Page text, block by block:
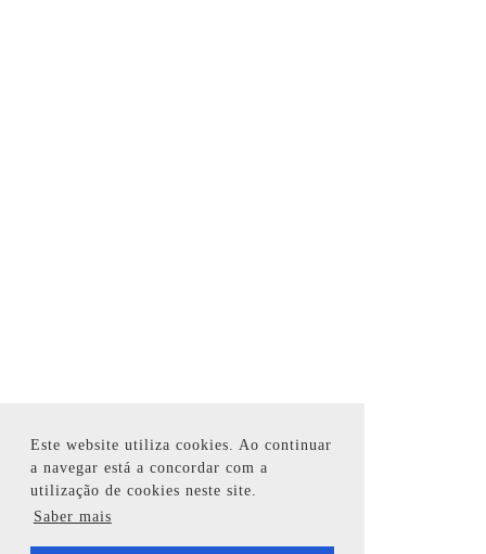
Este website utiliza cookies. Ao continuar
a navegar está a concordar com a
utilização de cookies neste site.
Saber mais